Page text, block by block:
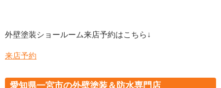
外壁塗装ショールーム来店予約はこちら↓
来店予約
愛知県一宮市の外壁塗装＆防水専門店